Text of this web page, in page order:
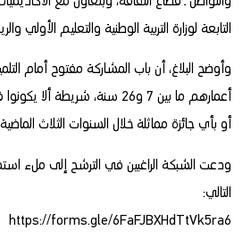
التابعة لوزارة التربية الوطنية والتعليم الأولي
وأوضح البلاغ، أن باب المشاركة مفتوح أمام
أعمارهم ما بين 7 و26 سنة، شريطة
أو بأي جائزة مماثلة خلال السنوات الثلاث
ودعت الشبكة الراغبين في الترشح إلى ملء
التالي:
https://forms.gle/6FaFJBXHdTtVk5ra6